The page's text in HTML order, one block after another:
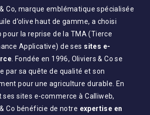
Co, marque emblématique spécialisée
d’olive haut de gamme, a choisi
pour la reprise de la TMA (Tierce
Applicative) de ses sites e-
. Fondée en 1996, Oliviers & Co se
par sa quête de qualité et son
pour une agriculture durable. En
ses sites e-commerce à Calliweb,
Co bénéficie de notre expertise en